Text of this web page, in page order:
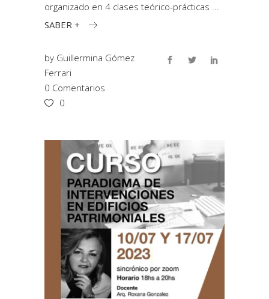
organizado en 4 clases teórico-prácticas
SABER +
by Guillermina Gómez
Ferrari
0 Comentarios
0